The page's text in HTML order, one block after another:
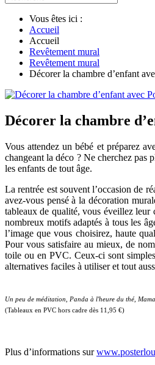
Vous êtes ici :
Accueil
Accueil
Revêtement mural
Revêtement mural
Décorer la chambre d’enfant
Décorer la chambre
Vous attendez un bébé et préparez
changeant la déco ? Ne cherchez pas
les enfants de tout âge.
La rentrée est souvent l’occasion de
avez-vous pensé à la décoration
tableaux de qualité, vous éveillez leur
nombreux motifs adaptés à tous les
l’image que vous choisirez, haute
Pour vous satisfaire au mieux, de
toile ou en PVC. Ceux-ci sont
alternatives faciles à utiliser et tout
Un peu de méditation Panda à l'heure du thé
(Tableaux en PVC hors cadre dès 11,95 €)
Plus d’informations sur